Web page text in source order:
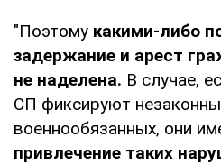
"Поэтому какими-либо
задержание и арест
не наделена. В случае,
СП фиксируют
военнообязанных, они
привлечение таких